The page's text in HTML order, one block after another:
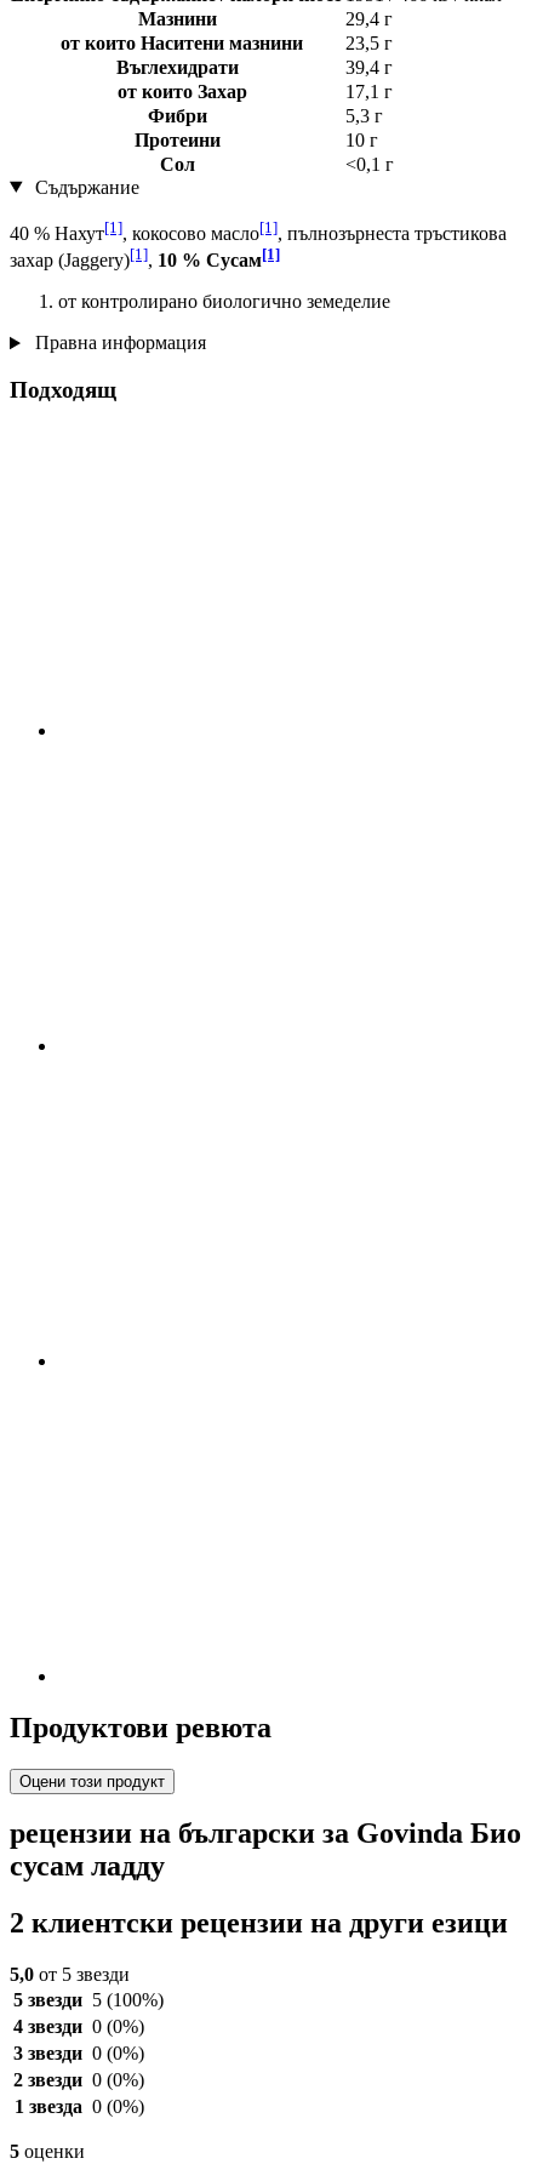
Мазнини
29,4 г
от които Наситени мазнини
23,5 г
Въглехидрати
39,4 г
от които Захар
17,1 г
Фибри
5,3 г
Протеини
10 г
Сол
<0,1 г
Съдържание
40 % Нахут[1], кокосово масло[1], пълнозърнеста тръстикова
захар (Jaggery)[1], 10 % Сусам[1]
от контролирано биологично земеделие
Правна информация
Подходящ
Продуктови ревюта
Оцени този продукт
рецензии на български за Govinda Био
сусам ладду
2 клиентски рецензии на други езици
5,0 от 5 звезди
5 звезди 5 (100%)
4 звезди 0 (0%)
3 звезди 0 (0%)
2 звезди 0 (0%)
1 звезда 0 (0%)
5 оценки